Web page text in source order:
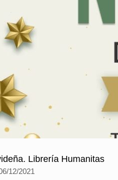
Librería Humanitas
12/2021